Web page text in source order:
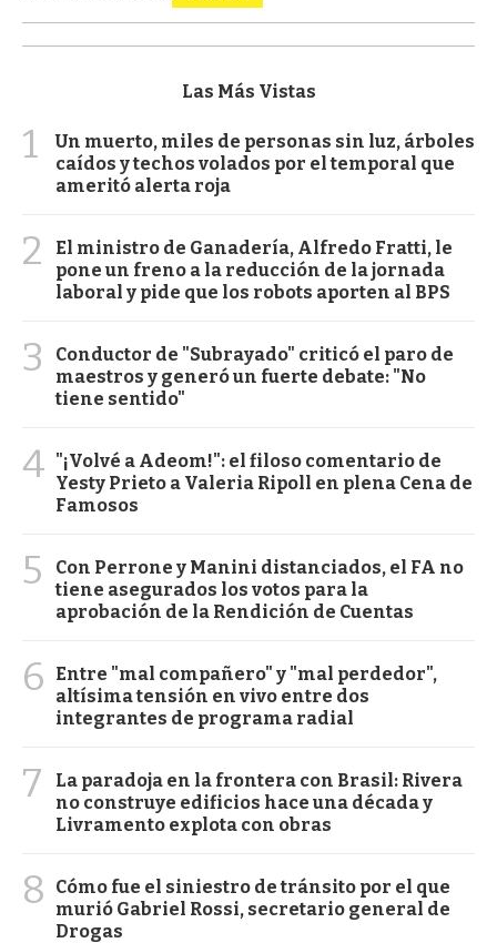
Las Más Vistas
1
Un muerto, miles de personas sin luz, árboles
caídos y techos volados por el temporal que
ameritó alerta roja
2
El ministro de Ganadería, Alfredo Fratti, le
pone un freno a la reducción de la jornada
laboral y pide que los robots aporten al BPS
3
Conductor de "Subrayado" criticó el paro de
maestros y generó un fuerte debate: "No
tiene sentido"
4 "¡Volvé a Adeom!": el filoso comentario de
Yesty Prieto a Valeria Ripoll en plena Cena de
Famosos
5
Con Perrone y Manini distanciados, el FA no
tiene asegurados los votos para la
aprobación de la Rendición de Cuentas
6
Entre "mal compañero" y "mal perdedor",
altísima tensión en vivo entre dos
integrantes de programa radial
7
La paradoja en la frontera con Brasil: Rivera
no construye edificios hace una década y
Livramento explota con obras
8
Cómo fue el siniestro de tránsito por el que
murió Gabriel Rossi, secretario general de
Drogas